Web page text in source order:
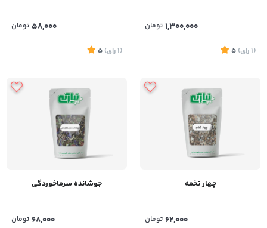
1,300,000 تومان
(1 رای)
5
58,000 تومان
(1 رای)
5
چهار تخمه
62,000 تومان
جوشانده سرماخوردگی
68,000 تومان